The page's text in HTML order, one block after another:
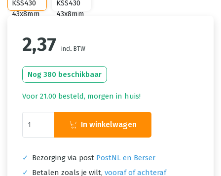
2,37 incl. BTW
Nog 380 beschikbaar
Voor 21.00 besteld, morgen in huis!
In winkelwagen
✓ Bezorging via post PostNL en Berser
✓
Betalen zoals je wilt, vooraf of achteraf